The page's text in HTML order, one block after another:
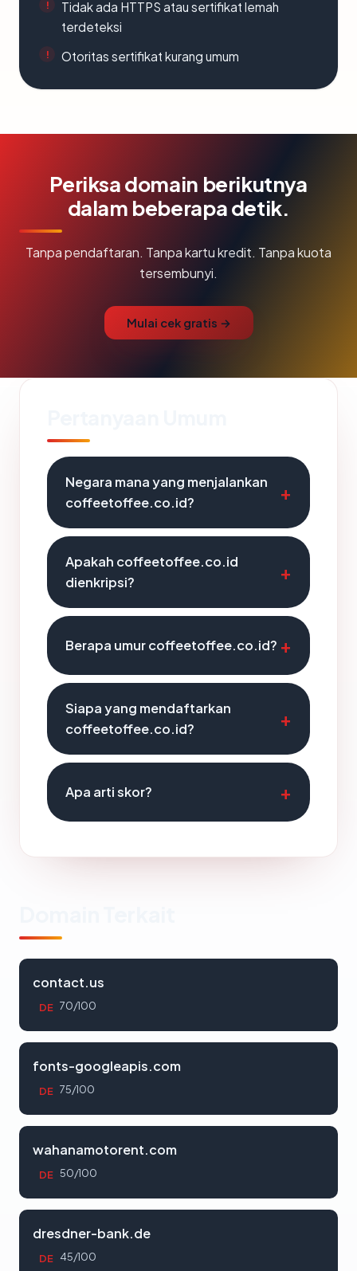
Tidak ada HTTPS atau sertifikat lemah
terdeteksi
Otoritas sertifikat kurang umum
Periksa domain berikutnya
dalam beberapa detik.
Tanpa pendaftaran. Tanpa kartu kredit. Tanpa kuota
tersembunyi.
Mulai cek gratis →
Negara mana yang menjalankan
coffeetoffee.co.id?
Apakah coffeetoffee.co.id
dienkripsi?
Berapa umur coffeetoffee.co.id?
Siapa yang mendaftarkan
coffeetoffee.co.id?
Apa arti skor?
contact.us
DE 70/100
fonts-googleapis.com
DE 75/100
wahanamotorent.com
DE 50/100
dresdner-bank.de
DE 45/100